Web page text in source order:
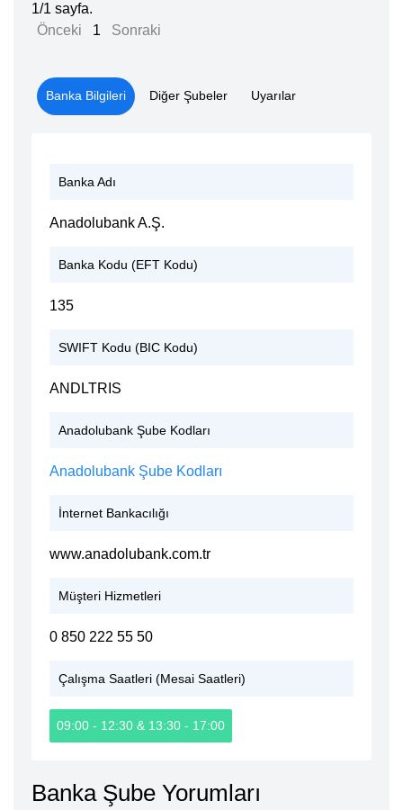
1/1 sayfa.
Önceki
1 Sonraki
Banka Bilgileri Diğer Şubeler Uyarılar
Banka Adı
Anadolubank A.Ş.
Banka Kodu (EFT Kodu)
135
SWIFT Kodu (BIC Kodu)
ANDLTRIS
Anadolubank Şube Kodları
Anadolubank Şube Kodları
İnternet Bankacılığı
www.anadolubank.com.tr
Müşteri Hizmetleri
0 850 222 55 50
Çalışma Saatleri (Mesai Saatleri)
09:00 - 12:30 & 13:30 - 17:00
Banka Şube Yorumları